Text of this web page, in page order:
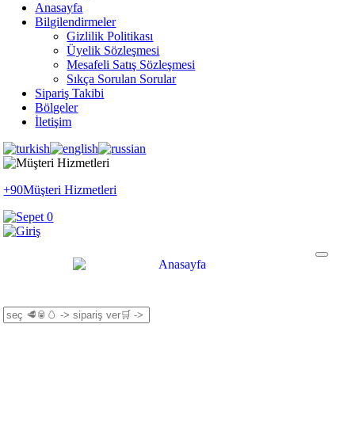
Anasayfa
Bilgilendirmeler
Gizlilik Politikası
Üyelik Sözleşmesi
Mesafeli Satış Sözleşmesi
Sıkça Sorulan Sorular
Sipariş Takibi
Bölgeler
İletişim
+90Müşteri Hizmetleri
0